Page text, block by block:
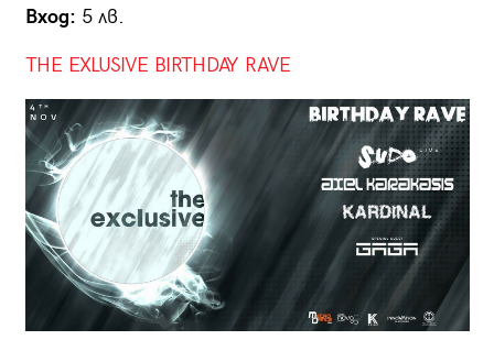
Вход: 5 лв.
THE EXLUSIVE BIRTHDAY RAVE